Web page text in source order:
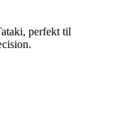
perfekt til